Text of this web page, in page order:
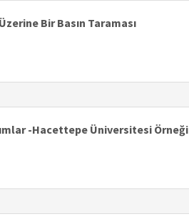
Bir Basın Taraması
-Hacettepe Üniversitesi Örneği